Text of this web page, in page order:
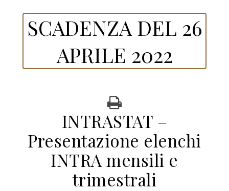
SCADENZA DEL 26
APRILE 2022
INTRASTAT –
Presentazione elenchi
INTRA mensili e
trimestrali